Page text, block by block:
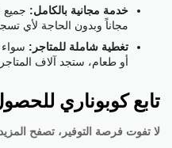
خدمة مجانية بالكامل: جميع
مجاناً وبدون الحاجة لأي
تغطية شاملة للمتاجر: سواء
أو طعام، ستجد آلاف
تابع كوبوناري
لا تفوت فرصة التوفير، تصفح